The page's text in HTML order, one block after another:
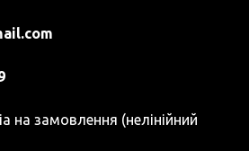
на замовлення (нелінійний